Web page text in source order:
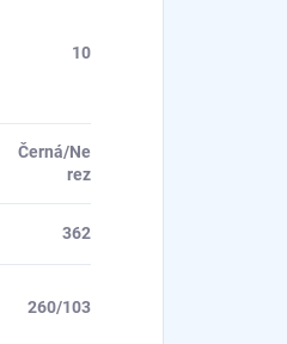
10
Černá/Ne
rez
362
260/103